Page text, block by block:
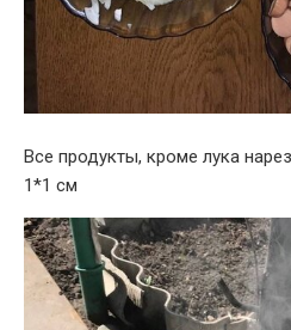
Все продукты, кроме лука
1*1 см